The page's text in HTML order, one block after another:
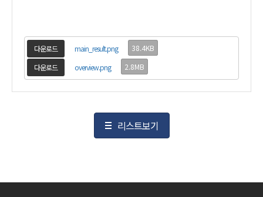
다운로드 main_result.png
38.4KB
다운로드
overview.png 2.8MB
리스트보기